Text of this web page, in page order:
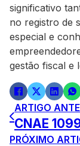
significativo
no registro de
especial e
gestão fiscal e
ARTIGO
PRÓXIMO